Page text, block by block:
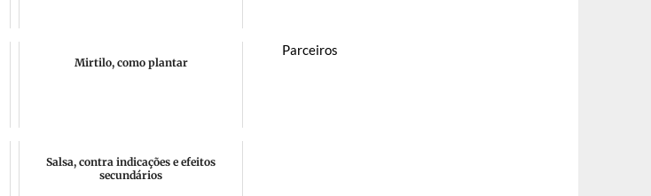
Mirtilo, como plantar
Salsa, contra indicações e efeitos
secundários
Parceiros